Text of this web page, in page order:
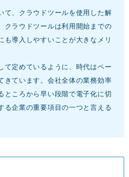
て、クラウドツールを使用した解
クラウドツールは利用開始までの
も導入しやすいことが大きなメリ
て定めているように、時代はペー
きています。会社全体の業務効率
ところから早い段階で電子化に切
る企業の重要項目の一つと言える